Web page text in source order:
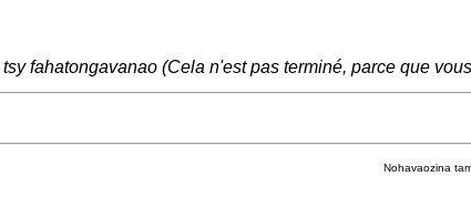
fahatongavanao (Cela n'est pas terminé, parce que
Nohavaozina